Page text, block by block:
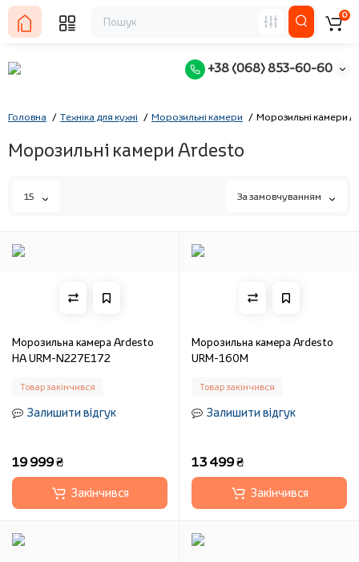
+38 (068) 853-60-60
0
Головна Техніка для кухні Морозильні камери Морозильні камери
Морозильні камери Ardesto
15 За замовчуванням
Морозильна камера Ardesto
HA URM-N227E172
Товар закінчився
Залишити відгук
19 999 ₴
Закінчився
Морозильна камера Ardesto
URM-160M
Товар закінчився
Залишити відгук
13 499 ₴
Закінчився